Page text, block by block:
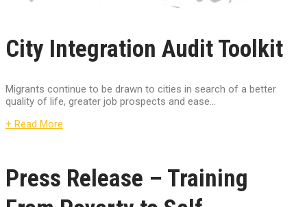
City Integration Audit Toolkit
Migrants continue to be drawn to cities in search of a better
quality of life, greater job prospects and ease...
+ Read More
Press Release – Training